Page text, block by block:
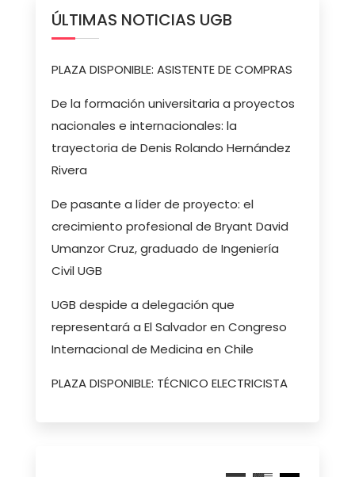
ÚLTIMAS NOTICIAS UGB
PLAZA DISPONIBLE: ASISTENTE DE COMPRAS
De la formación universitaria a proyectos
nacionales e internacionales: la
trayectoria de Denis Rolando Hernández
Rivera
De pasante a líder de proyecto: el
crecimiento profesional de Bryant David
Umanzor Cruz, graduado de Ingeniería
Civil UGB
UGB despide a delegación que
representará a El Salvador en Congreso
Internacional de Medicina en Chile
PLAZA DISPONIBLE: TÉCNICO ELECTRICISTA